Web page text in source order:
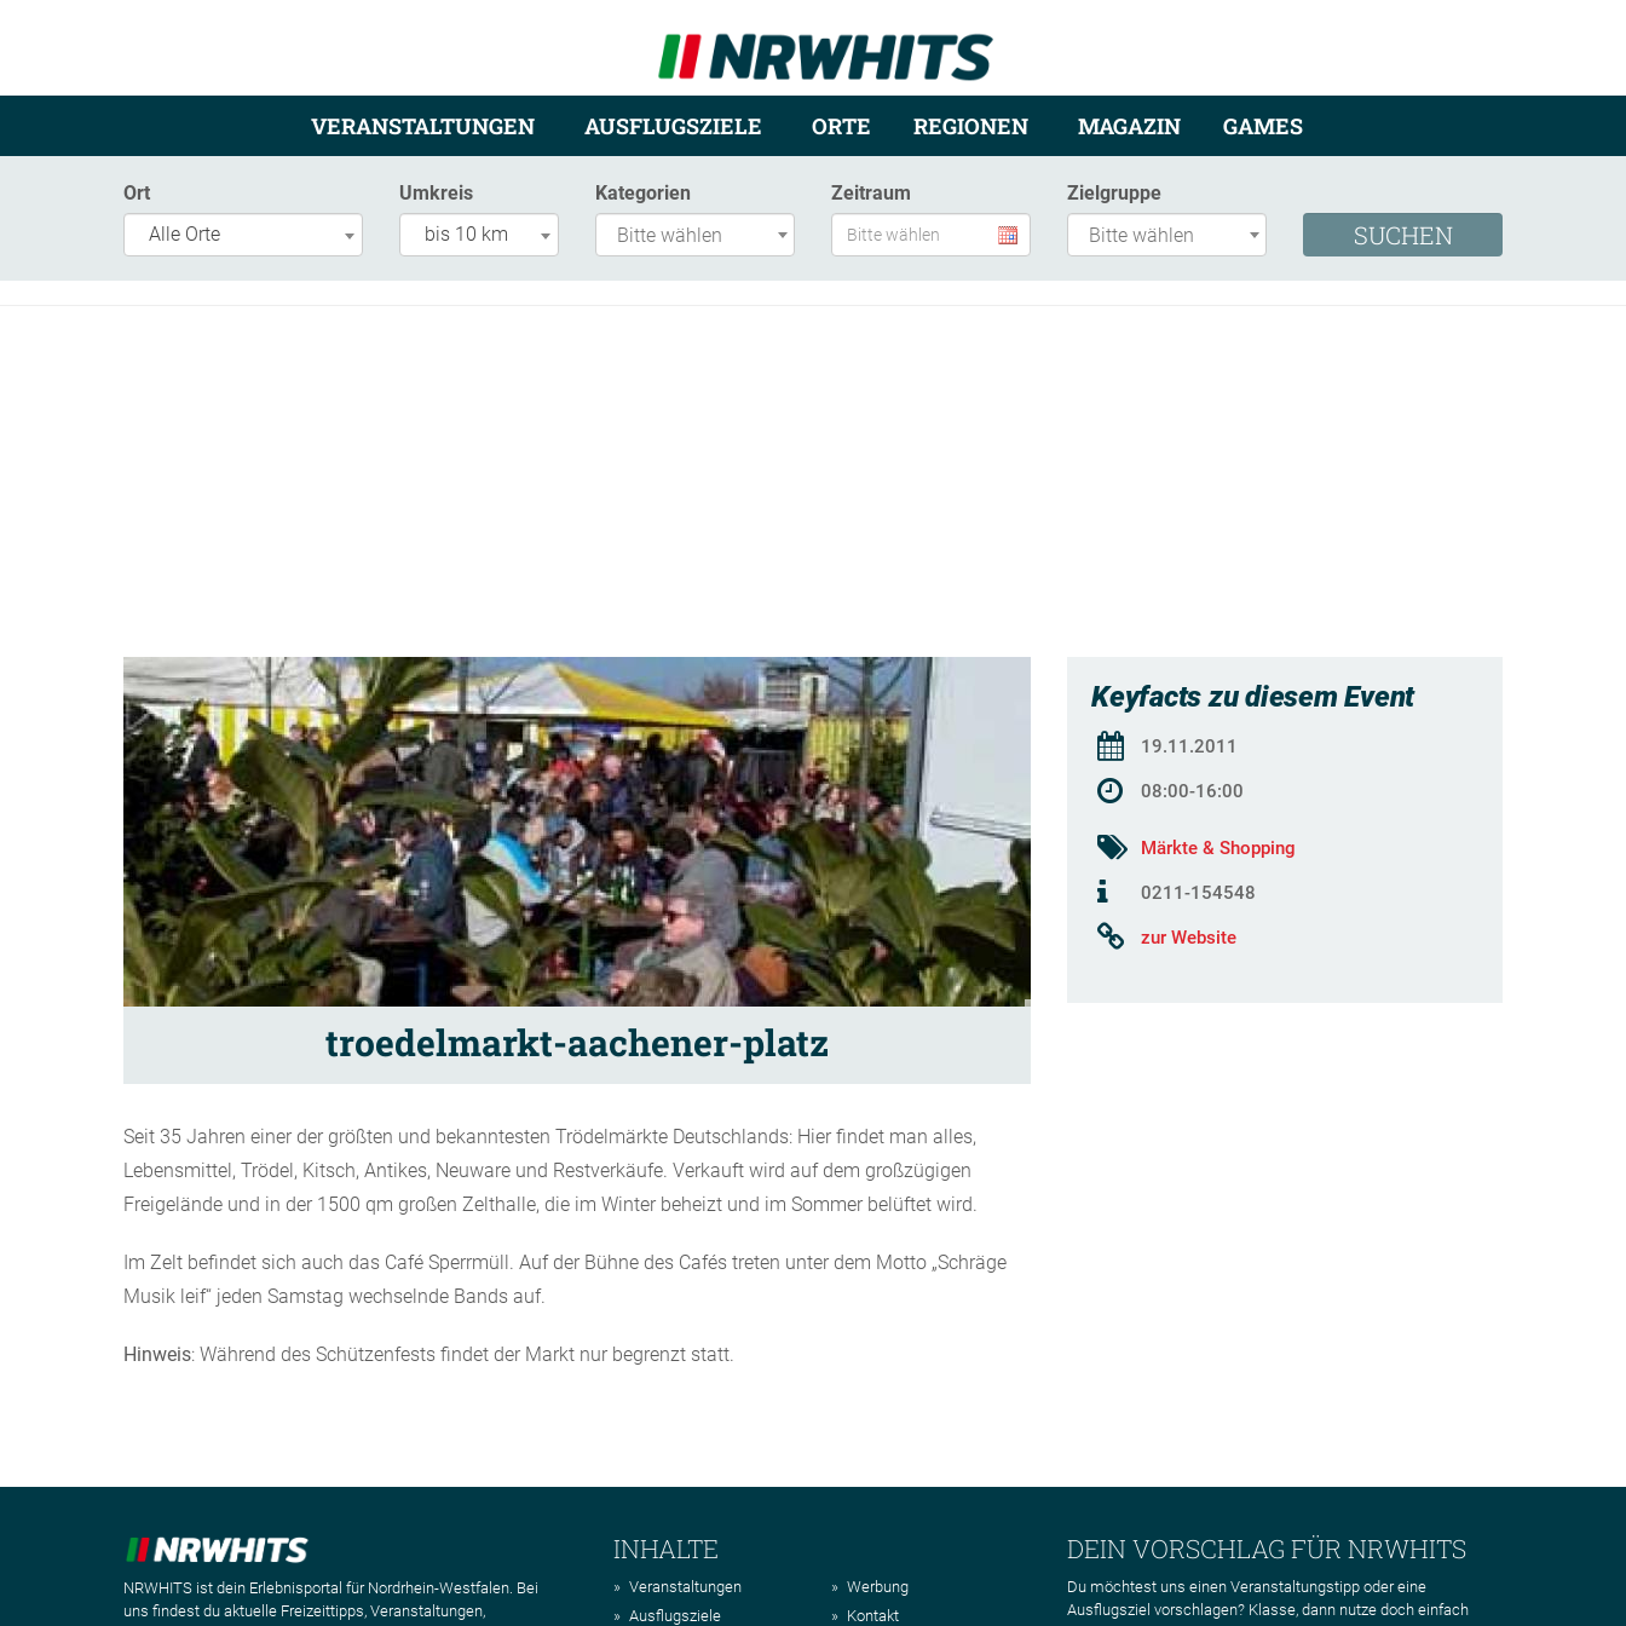
VERANSTALTUNGEN AUSFLUGSZIELE ORTE REGIONEN MAGAZIN GAMES
Ort
Alle Orte
Umkreis
bis 10 km
Kategorien Zeitraum Zielgruppe
troedelmarkt-aachener-platz
Seit 35 Jahren einer der größten und bekanntesten Trödelmärkte Deutschlands: Hier findet man alles,
Lebensmittel, Trödel, Kitsch, Antikes, Neuware und Restverkäufe. Verkauft wird auf dem großzügigen
Freigelände und in der 1500 qm großen Zelthalle, die im Winter beheizt und im Sommer belüftet wird.
Im Zelt befindet sich auch das Café Sperrmüll. Auf der Bühne des Cafés treten unter dem Motto „Schräge
Musik leif“ jeden Samstag wechselnde Bands auf.
Hinweis: Während des Schützenfests findet der Markt nur begrenzt statt.
Keyfacts zu diesem Event
19.11.2011
08:00-16:00
Märkte & Shopping
0211-154548
zur Website
NRWHITS ist dein Erlebnisportal für Nordrhein-Westfalen. Bei
uns findest du aktuelle Freizeittipps, Veranstaltungen,
INHALTE
Veranstaltungen
Ausflugsziele
Werbung
Kontakt
DEIN VORSCHLAG FÜR NRWHITS
Du möchtest uns einen Veranstaltungstipp oder eine
Ausflugsziel vorschlagen? Klasse, dann nutze doch einfach